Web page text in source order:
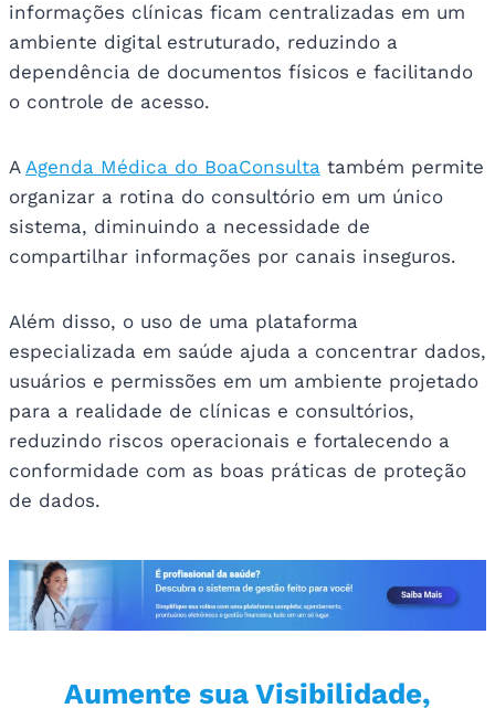
informações clínicas ficam centralizadas em um
ambiente digital estruturado, reduzindo a
dependência de documentos físicos e facilitando
o controle de acesso.
A Agenda Médica do BoaConsulta também permite
organizar a rotina do consultório em um único
sistema, diminuindo a necessidade de
compartilhar informações por canais inseguros.
Além disso, o uso de uma plataforma
especializada em saúde ajuda a concentrar dados,
usuários e permissões em um ambiente projetado
para a realidade de clínicas e consultórios,
reduzindo riscos operacionais e fortalecendo a
conformidade com as boas práticas de proteção
de dados.
Aumente sua Visibilidade,